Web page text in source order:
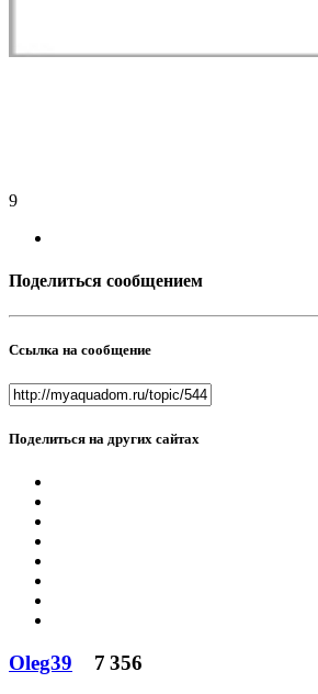
9
Поделиться сообщением
Ссылка на сообщение
Поделиться на других сайтах
Oleg39 7 356